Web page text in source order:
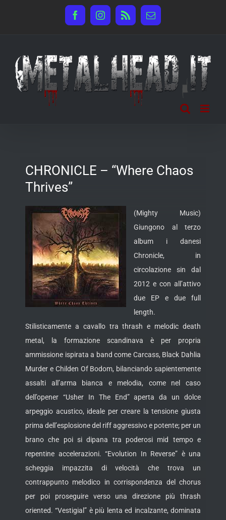
FacebookInstagram
Rss Email
CHRONICLE – “Where Chaos
Thrives”
(Mighty Music)
Giungono al terzo
album i danesi
Chronicle, in
circolazione sin dal
2012 e con all’attivo
due EP e due full
length.
Stilisticamente a cavallo tra thrash e melodic death
metal, la formazione scandinava è per propria
ammissione ispirata a band come Carcass, Black Dahlia
Murder e Childen Of Bodom, bilanciando sapientemente
assalti all’arma bianca e melodia, come nel caso
dell’opener “Usher In The End” aperta da un dolce
arpeggio acustico, ideale per creare la tensione giusta
prima dell’esplosione del riff aggressivo e potente; per un
brano che poi si dipana tra poderosi mid tempo e
repentine accelerazioni. “Evolution In Reverse” è una
scheggia impazzita di velocità che trova un
contrappunto melodico in corrispondenza del chorus
per poi proseguire verso una direzione più thrash
oriented. “Vestigial” è più lenta ed incalzante, dominata